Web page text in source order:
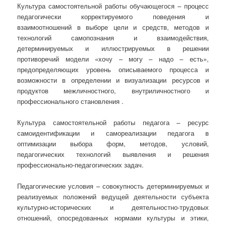
Культура самостоятельной работы обучающегося – процесс
педагогически корректируемого поведения и
взаимоотношений в выборе цели и средств, методов и
технологий самопознания и взаимодействия,
детерминируемых и иллюстрируемых в решении
противоречий модели «хочу – могу – надо – есть»,
предопределяющих уровень описываемого процесса и
возможности в определении и визуализации ресурсов и
продуктов межличностного, внутриличностного и
профессионального становления .
Культура самостоятельной работы педагога – ресурс
самоидентификации и самореализации педагога в
оптимизации выбора форм, методов, условий,
педагогических технологий выявления и решения
профессионально-педагогических задач.
Педагогические условия – совокупность детерминируемых и
реализуемых положений ведущей деятельности субъекта
культурно-исторических и деятельностно-трудовых
отношений, опосредованных нормами культуры и этики,